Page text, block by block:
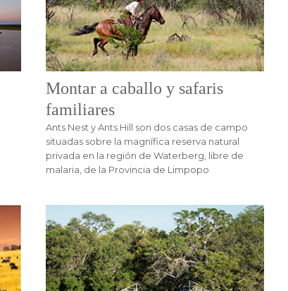
Montar a caballo y safaris
familiares
Ants Nest y Ants Hill son dos casas de campo
situadas sobre la magnífica reserva natural
privada en la región de Waterberg, libre de
malaria, de la Provincia de Limpopo